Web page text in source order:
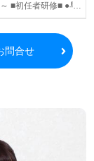
■初任者研修■ ●早
●日中帯（8:00～
問合せ